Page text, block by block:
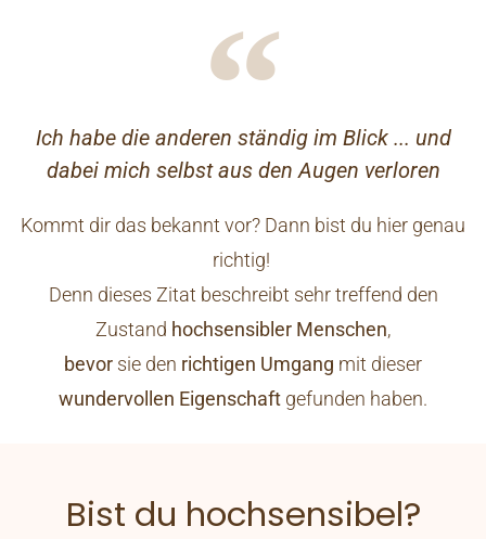
Ich habe die anderen ständig im Blick ... und
dabei mich selbst aus den Augen verloren
Kommt dir das bekannt vor? Dann bist du hier genau
richtig!
Denn dieses Zitat beschreibt sehr treffend den
Zustand hochsensibler Menschen,
bevor sie den richtigen Umgang mit dieser
wundervollen Eigenschaft gefunden haben.
Bist du hochsensibel?